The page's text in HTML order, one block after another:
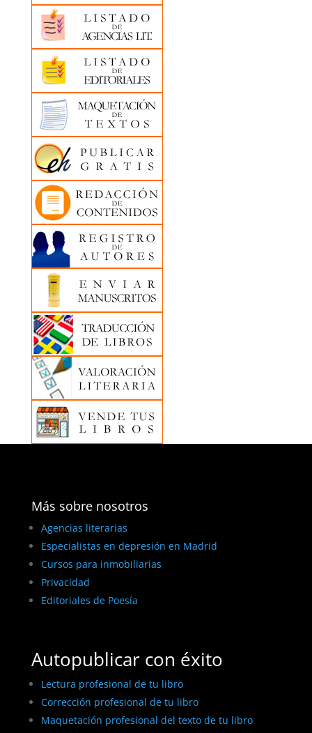
Más sobre nosotros
Agencias literarias
Especialistas en depresión en Madrid
Cursos para inmobiliarias
Privacidad
Editoriales de Poesía
Autopublicar con éxito
Lectura profesional de tu libro
Corrección profesional de tu libro
Maquetación profesional del texto de tu libro